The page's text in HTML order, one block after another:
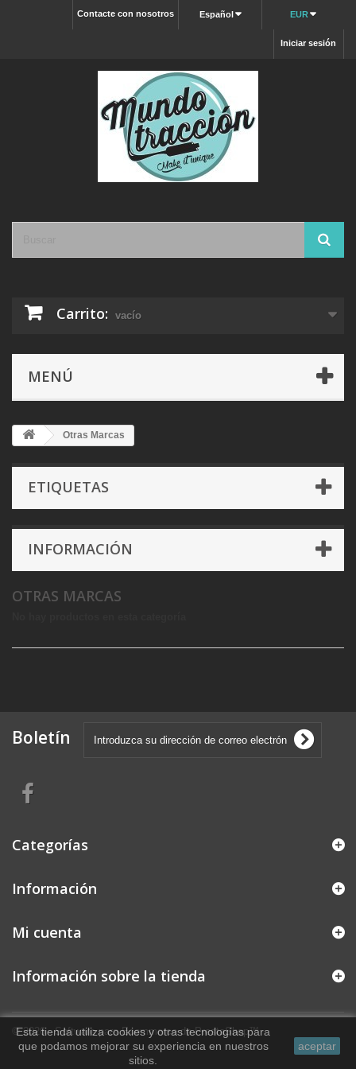
EUR
Español
Contacte con nosotros
Iniciar sesión
Carrito: vacío
MENÚ
Otras Marcas
ETIQUETAS
INFORMACIÓN
OTRAS MARCAS
Boletín
Categorías
Información
© 2026 - Software para Ecommerce de PrestaShop™
Mi cuenta
Información sobre la tienda
Esta tienda utiliza cookies y otras tecnologías para
que podamos mejorar su experiencia en nuestros
sitios.
aceptar